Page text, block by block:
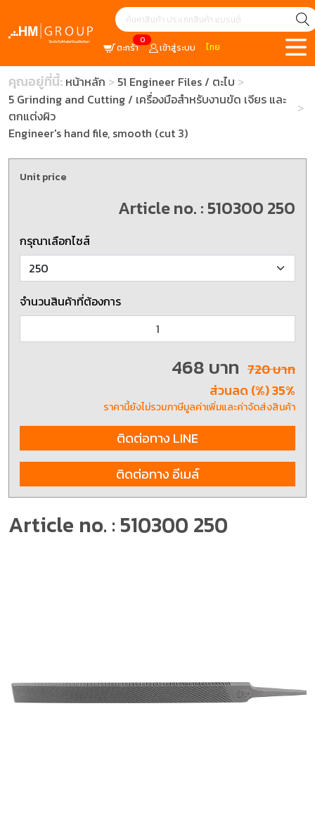
0
ตะกร้า เข้าสู่ระบบ ไทย
คุณอยู่ที่นี้: หน้าหลัก
51 Engineer Files / ตะไบ
5 Grinding and Cutting / เครื่องมือสำหรับงานขัด เจียร และ
ตกแต่งผิว
Engineer's hand file, smooth (cut 3)
Article no. : 510300 250
Unit price
Article no. : 510300 250
กรุณาเลือกไซส์
จำนวนสินค้าที่ต้องการ
468 บาท 720 บาท
ส่วนลด (%) 35%
ราคานี้ยังไม่รวมภาษีมูลค่าเพิ่มและค่าจัดส่งสินค้า
ติดต่อทาง LINE
ติดต่อทาง อีเมล์